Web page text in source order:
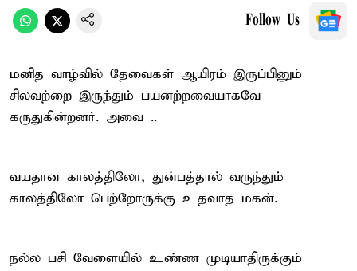
Follow Us
மனித வாழ்வில் தேவைகள் ஆயிரம் இருப்பினும்
சிலவற்றை இருந்தும் பயனற்றவையாகவே
கருதுகின்றனர். அவை ..
வயதான காலத்திலோ, துன்பத்தால் வருந்தும்
காலத்திலோ பெற்றோருக்கு உதவாத மகன்.
நல்ல பசி வேளையில் உண்ண முடியாதிருக்கும்